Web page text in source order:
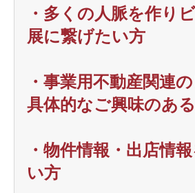
・多くの人脈を作り
展に繋げたい方
・事業用不動産関連
具体的なご興味のあ
・物件情報・出店情
い方